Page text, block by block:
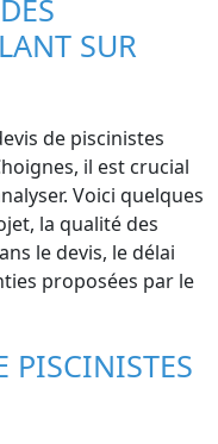
SUR
de piscinistes
il est crucial
Voici quelques
la qualité des
le devis, le délai
proposées par le
PISCINISTES